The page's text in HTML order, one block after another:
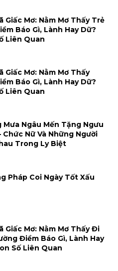
Giấc Mơ: Nằm Mơ Thấy Trẻ
Báo Gì, Lành Hay Dữ?
Liên Quan
Giấc Mơ: Nằm Mơ Thấy
Báo Gì, Lành Hay Dữ?
Liên Quan
Mưa Ngâu Mến Tặng Ngưu
Chức Nữ Và Những Người
Trong Ly Biệt
Pháp Coi Ngày Tốt Xấu
Giấc Mơ: Nằm Mơ Thấy Đi
Điềm Báo Gì, Lành Hay
Số Liên Quan